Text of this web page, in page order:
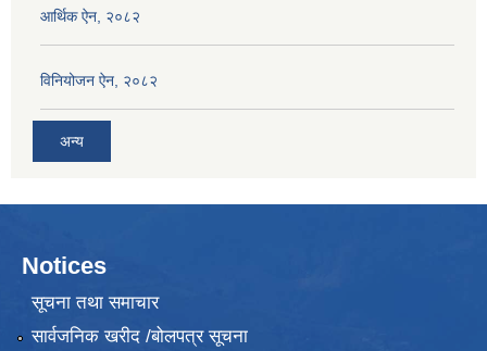
आर्थिक ऐन, २०८२
विनियोजन ऐन, २०८२
अन्य
Notices
सूचना तथा समाचार
सार्वजनिक खरीद /बोलपत्र सूचना